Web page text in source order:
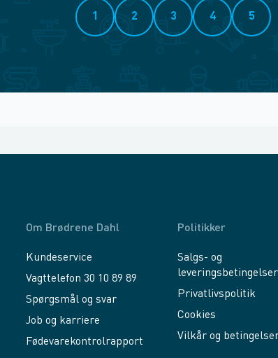
1 2 3 4 5
Om Brødrene Dahl
Kundeservice
Vagttelefon 30 10 89 89
Spørgsmål og svar
Job og karriere
Fødevarekontrolrapport
Politikker
Salgs- og
leveringsbetingelser
Privatlivspolitik
Cookies
Vilkår og